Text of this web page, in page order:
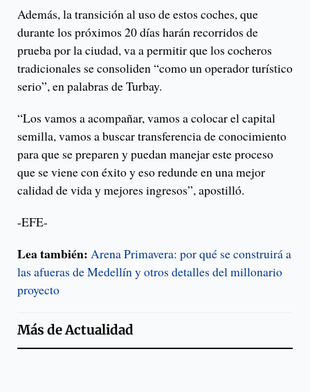
Además, la transición al uso de estos coches, que
durante los próximos 20 días harán recorridos de
prueba por la ciudad, va a permitir que los cocheros
tradicionales se consoliden “como un operador turístico
serio”, en palabras de Turbay.
“Los vamos a acompañar, vamos a colocar el capital
semilla, vamos a buscar transferencia de conocimiento
para que se preparen y puedan manejar este proceso
que se viene con éxito y eso redunde en una mejor
calidad de vida y mejores ingresos”, apostilló.
-EFE-
Lea también: Arena Primavera: por qué se construirá a
las afueras de Medellín y otros detalles del millonario
proyecto
Más deActualidad